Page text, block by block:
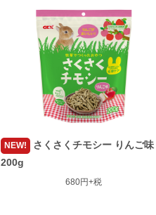
NEW!
さくさくチモシー りんご味
200g
680円+税